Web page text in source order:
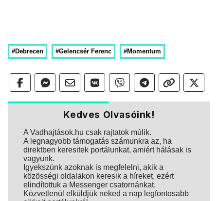
#Debrecen #Gelencsér Ferenc #Momentum
Kedves Olvasóink!
A Vadhajtások.hu csak rajtatok múlik.
A legnagyobb támogatás számunkra az, ha
direktben keresitek portálunkat, amiért hálásak is
vagyunk.
Igyekszünk azoknak is megfelelni, akik a
közösségi oldalakon keresik a híreket, ezért
elindítottuk a Messenger csatornánkat.
Közvetlenül elküldjük neked a nap legfontosabb